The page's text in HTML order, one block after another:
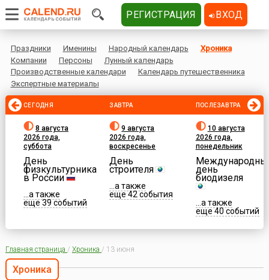
Праздники Именины Народный календарь
Хроника
Компании
Персоны
Лунный календарь
Производственные календари
Календарь путешественника
Экспертные материалы
СЕГОДНЯ
8 августа
2026 года,
суббота
День
физкультурника
в России
...а также
еще 39 событий
ЗАВТРА
9 августа
2026 года,
воскресенье
День
строителя
...а также
еще 42 события
ПОСЛЕЗАВТРА
10 августа
2026 года,
понедельник
день
биодизеля
...а также
еще 40 событий
Главная страница / Хроника / 13 июня
Хроника
РЕГИСТРАЦИЯ ВХОД